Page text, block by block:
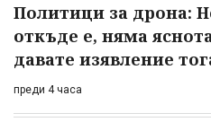
Политици за дрона:
откъде е, няма
давате изявление
преди 4 часа